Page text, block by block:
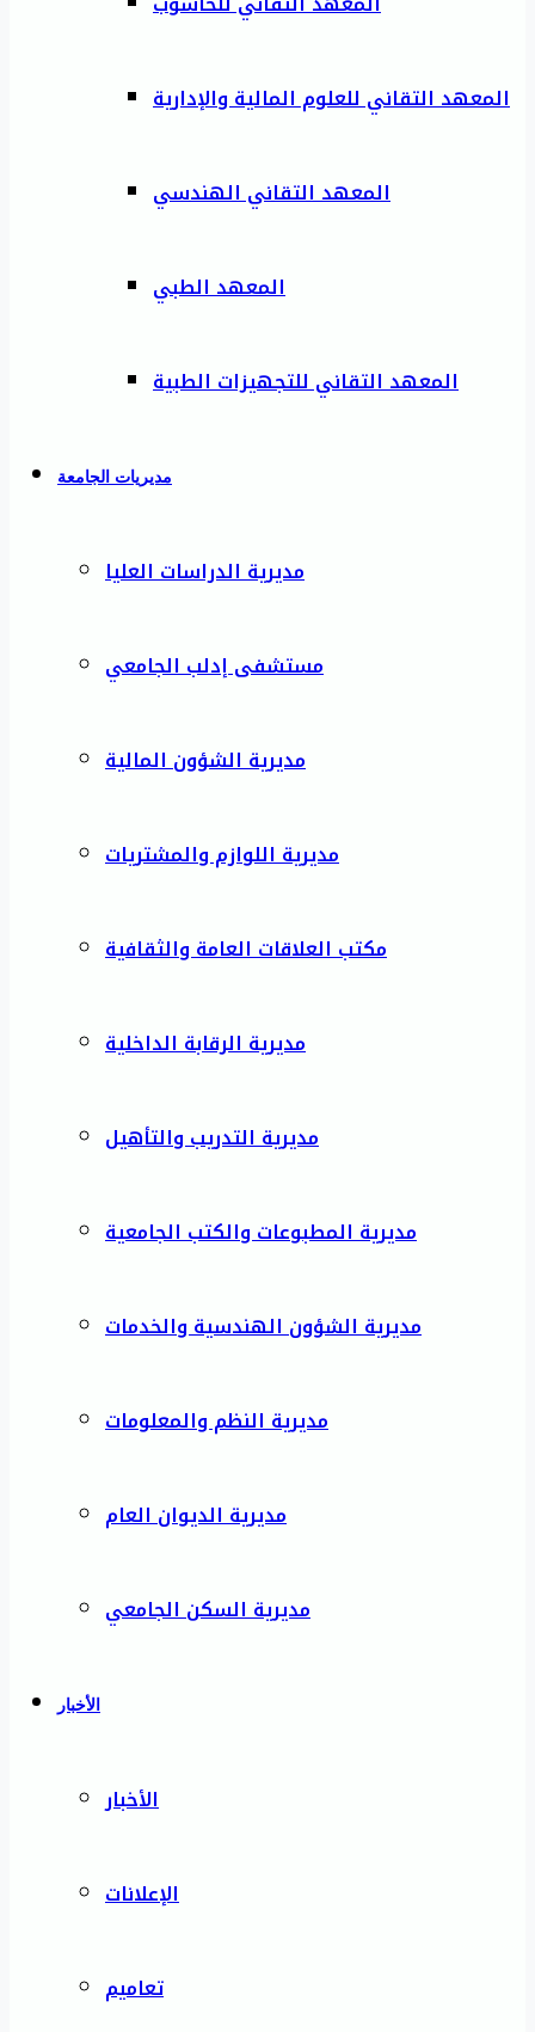
المعهد التقاني للعلوم المالية والإدارية
المعهد التقاني الهندسي
المعهد الطبي
المعهد التقاني للتجهيزات الطبية
مديريات الجامعة
مديرية الدراسات العليا
مستشفى إدلب الجامعي
مديرية الشؤون المالية
مديرية اللوازم والمشتريات
مكتب العلاقات العامة والثقافية
مديرية الرقابة الداخلية
مديرية التدريب والتأهيل
مديرية المطبوعات والكتب الجامعية
مديرية الشؤون الهندسية والخدمات
مديرية النظم والمعلومات
مديرية الديوان العام
مديرية السكن الجامعي
الأخبار
الأخبار
الإعلانات
تعاميم